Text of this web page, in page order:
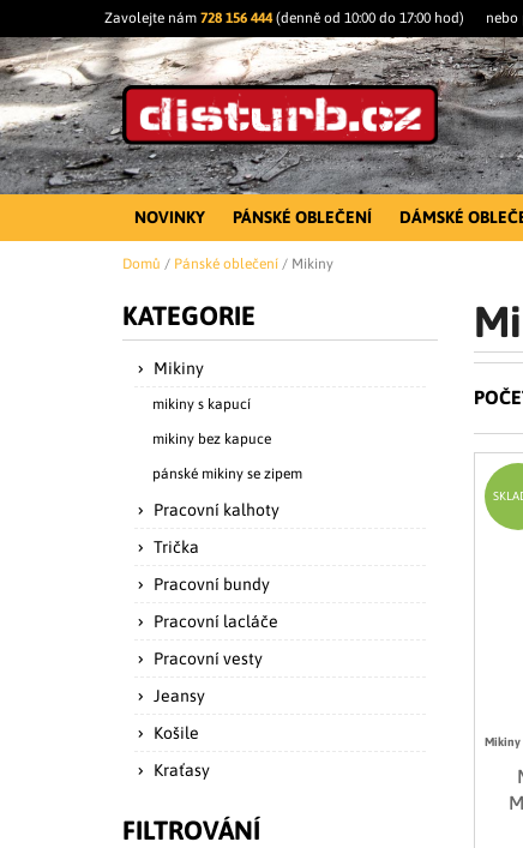
Zavolejte nám 728 156 444 (denně od 10:00 do 17:00 hod) nebo
NOVINKY PÁNSKÉ OBLEČENÍ DÁMSKÉ
Domů / Pánské oblečení / Mikiny
KATEGORIE
Mikiny
mikiny s kapucí
mikiny bez kapuce
pánské mikiny se zipem
Pracovní kalhoty
Trička
Pracovní bundy
Pracovní lacláče
Pracovní vesty
Jeansy
Košile
Kraťasy
FILTROVÁNÍ
Mikiny